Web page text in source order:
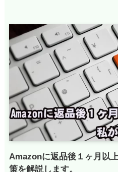
Amazonに返品後１ヶ月以
策を解説します。